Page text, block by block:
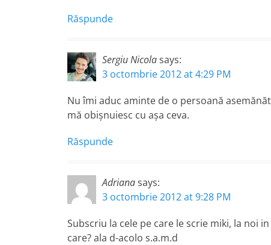
Răspunde
Sergiu Nicolasays:
3 octombrie 2012 at 4:29 PM
Nu îmi aduc aminte de o persoană
mă obişnuiesc cu aşa ceva.
Răspunde
Adrianasays:
3 octombrie 2012 at 9:28 PM
Subscriu la cele pe care le scrie miki, la noi
care? ala d-acolo s.a.m.d